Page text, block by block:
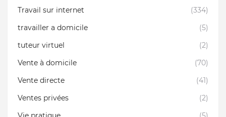
Travail sur internet
(334)
travailler a domicile
(5)
tuteur virtuel
(2)
Vente à domicile
(70)
Vente directe
(41)
Ventes privées
(2)